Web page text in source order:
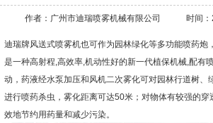
作者：广州市迪瑞喷雾机械有限公司 时间
迪瑞牌风送式喷雾机也可作为园林绿化等多功能喷药炮
是一种高射程,高效率,机动性好的新一代植保机械,配有
动，药液经水泵加压和风机二次雾化可对园林行道树、
进行喷药杀虫，雾化距离可达50米；对物体有较强的穿
效地节约用药量和减少污染。